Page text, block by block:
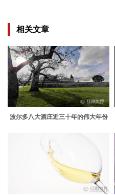
相关文章
波尔多八大酒庄近三十年的伟大年份